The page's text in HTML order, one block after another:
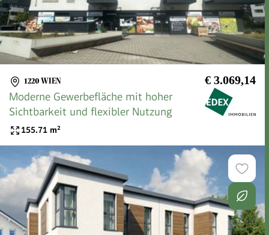
1220 WIEN € 3.069,14
Moderne Gewerbefläche mit hoher
Sichtbarkeit und flexibler Nutzung
155.71 m²